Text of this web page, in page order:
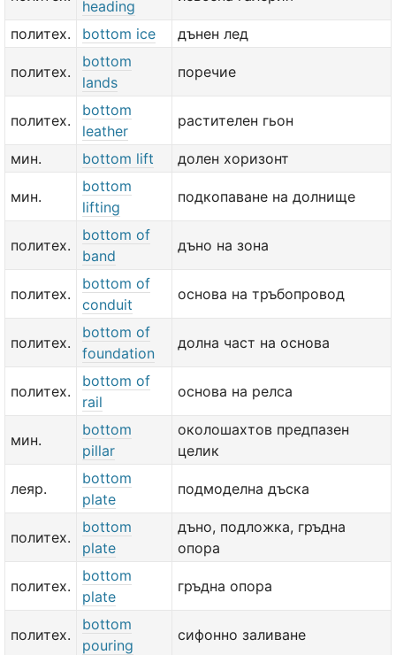
heading
политех. bottom ice дънен лед
политех.
bottom
lands
поречие
политех.
bottom
leather
растителен гьон
мин. bottom lift долен хоризонт
мин.
bottom
lifting
подкопаване на долнище
политех.
bottom of
band
дъно на зона
политех.
bottom of
conduit
основа на тръбопровод
политех.
bottom of
foundation
долна част на основа
политех.
bottom of
rail
основа на релса
мин.
bottom
pillar
околошахтов предпазен
целик
леяр.
bottom
plate
подмоделна дъска
политех.
bottom
plate
дъно, подложка, гръдна
опора
политех.
bottom
plate
гръдна опора
политех.
bottom
pouring
сифонно заливане